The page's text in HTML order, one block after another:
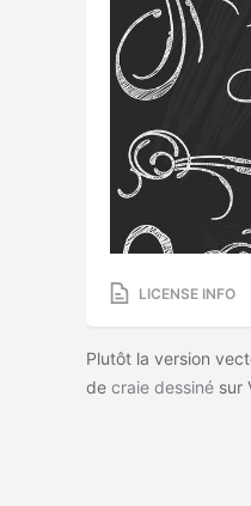
LICENSE INFO
Plutôt la version
de craie dessiné sur